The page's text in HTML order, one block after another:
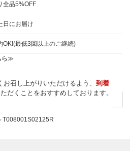
全品5%OFF
日にお届け
OK!(最低3回以上のご継続)
ら≫
お召し上がりいただけるよう、 到着
だくことをおすすめしております。
T008001S02125R